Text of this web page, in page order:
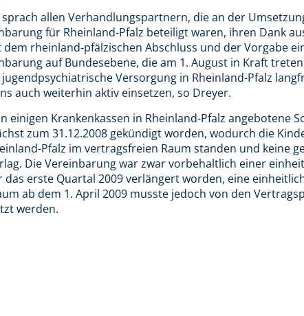
allen Verhandlungspartnern, die an der
für Rheinland-Pfalz beteiligt waren, ihren Dank
rheinland-pfälzischen Abschluss und der Vorgabe
auf Bundesebene, die am 1. August in Kraft
Versorgung in Rheinland-Pfalz
auch weiterhin aktiv einsetzen, so Dreyer.
einigen Krankenkassen in Rheinland-Pfalz angebotene
zum 31.12.2008 gekündigt worden, wodurch die
Pfalz im vertragsfreien Raum standen und keine
Die Vereinbarung war zwar vorbehaltlich einer
das erste Quartal 2009 verlängert worden, eine
ab dem 1. April 2009 musste jedoch von den
werden.